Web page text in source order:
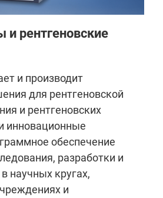
рентгеновские
и производит
для рентгеновской
и рентгеновских
инновационные
обеспечение
разработки и
научных кругах,
и